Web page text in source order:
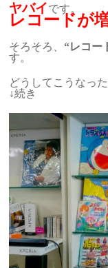
ヤバイです。
レコードが
そろそろ、“レコー
す。
どうしてこうなっ
↓続き